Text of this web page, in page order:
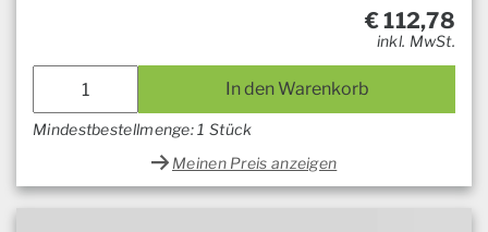
€112,78
inkl. MwSt.
In den Warenkorb
Mindestbestellmenge: 1 Stück
Meinen Preis anzeigen